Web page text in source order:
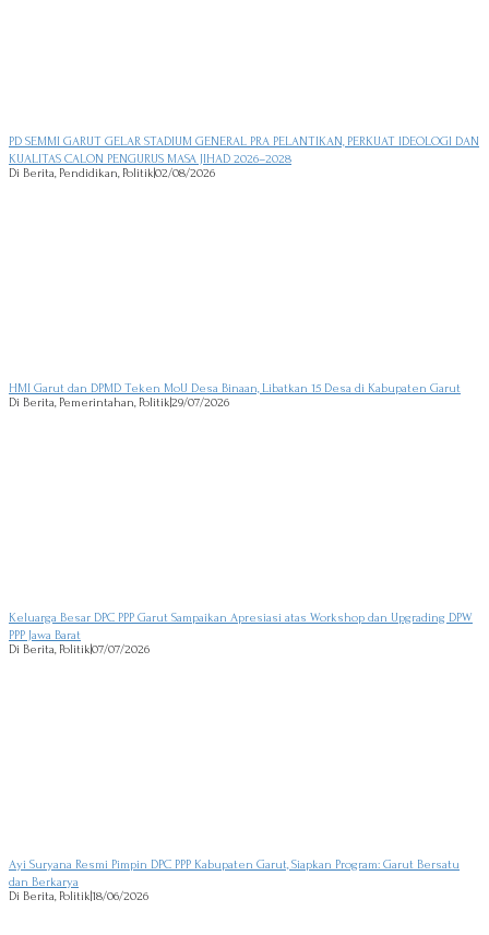
PD SEMMI GARUT GELAR STADIUM GENERAL PRA PELANTIKAN, PERKUAT IDEOLOGI DAN
KUALITAS CALON PENGURUS MASA JIHAD 2026–2028
Di Berita, Pendidikan, Politik02/08/2026
HMI Garut dan DPMD Teken MoU Desa Binaan, Libatkan 15 Desa di Kabupaten Garut
Di Berita, Pemerintahan, Politik29/07/2026
Keluarga Besar DPC PPP Garut Sampaikan Apresiasi atas Workshop dan Upgrading DPW
PPP Jawa Barat
Di Berita, Politik07/07/2026
Ayi Suryana Resmi Pimpin DPC PPP Kabupaten Garut, Siapkan Program: Garut Bersatu
dan Berkarya
Di Berita, Politik18/06/2026